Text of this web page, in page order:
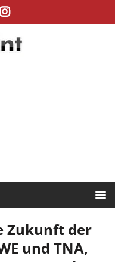
Zukunft der
und TNA,